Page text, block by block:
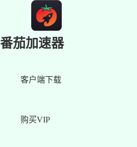
番茄加速器
客户端下载
购买VIP